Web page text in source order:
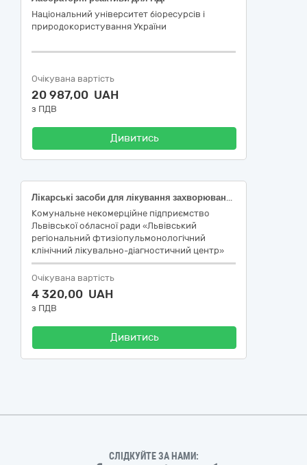
Національний університет біоресурсів і
природокористування України
Очікувана вартість
20 987,00 UAH
з ПДВ
Дивитись
Лікарські засоби для лікування захворювань сечостатевої системи та гормони
Комунальне некомерційне підприємство
Львівської обласної ради «Львівський
регіональний фтизіопульмонологічний
клінічний лікувально-діагностичний центр»
Очікувана вартість
4 320,00 UAH
з ПДВ
Дивитись
СЛІДКУЙТЕ ЗА НАМИ: